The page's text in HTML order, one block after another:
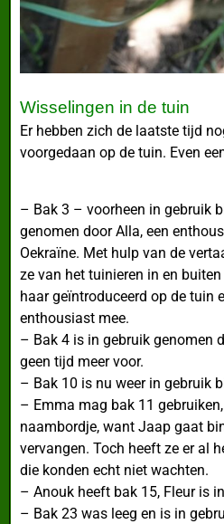
Wisselingen in de tuin
Er hebben zich de laatste tijd
voorgedaan op de tuin. Even
– Bak 3 – voorheen in gebruik
genomen door Alla, een
Oekraïne. Met hulp van de
ze van het tuinieren in en
haar geïntroduceerd op de tuin
enthousiast mee.
– Bak 4 is in gebruik genomen
geen tijd meer voor.
– Bak 10 is nu weer in gebruik
– Emma mag bak 11
naambordje, want Jaap gaat
vervangen. Toch heeft ze er al
die konden echt niet wachten.
– Anouk heeft bak 15, Fleur is
– Bak 23 was leeg en is in